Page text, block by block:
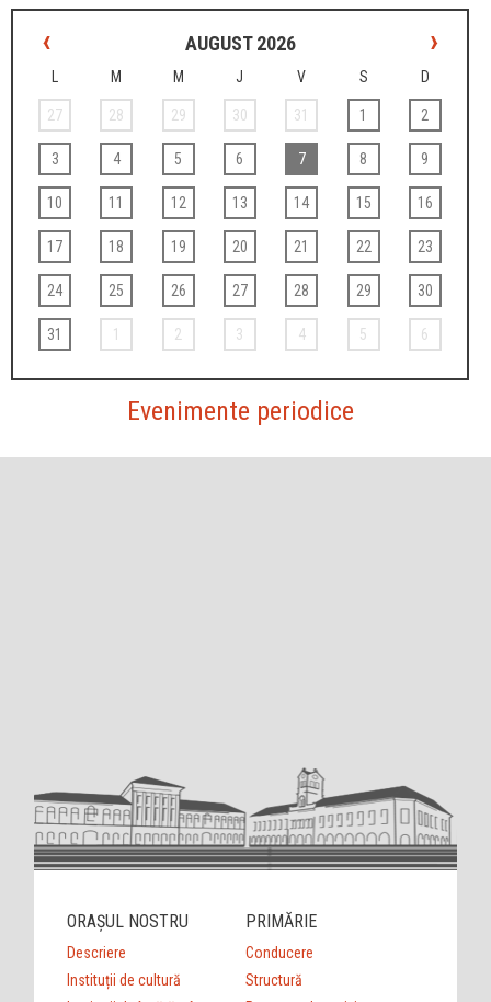
‹ AUGUST 2026 ›
L M M J V S D
27 28 29 30 31 1 2
3 4 5 6 7 8 9
10 11 12 13 14 15 16
17 18 19 20 21 22 23
24 25 26 27 28 29 30
31 1 2 3 4 5 6
Evenimente periodice
ORAȘUL NOSTRU
Descriere
Instituții de cultură
PRIMĂRIE
Conducere
Structură